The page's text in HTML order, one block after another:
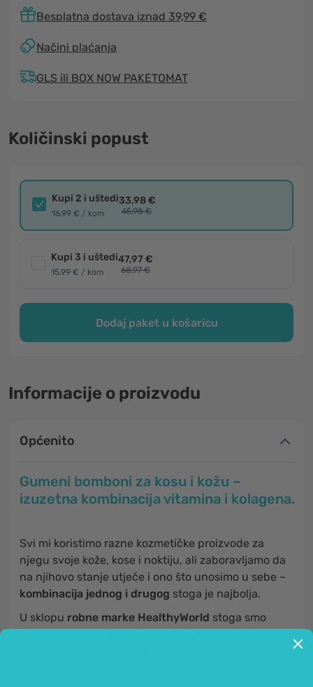
Besplatna dostava iznad 39,99 €
Načini plaćanja
GLS ili BOX NOW PAKETOMAT
Količinski popust
Kupi 2 i uštedi
16,99 € / kom
33,98 €
45,98 €
Kupi 3 i uštedi
15,99 € / kom
47,97 €
68,97 €
Dodaj paket u košaricu
Informacije o proizvodu
Općenito
Gumeni bomboni za kosu i kožu –
izuzetna kombinacija vitamina i kolagena.
Svi mi koristimo razne kozmetičke proizvode za
njegu svoje kože, kose i noktiju, ali zaboravljamo da
na njihovo stanje utječe i ono što unosimo u sebe –
kombinacija jednog i drugog stoga je najbolja.
U sklopu robne marke HealthyWorld stoga smo